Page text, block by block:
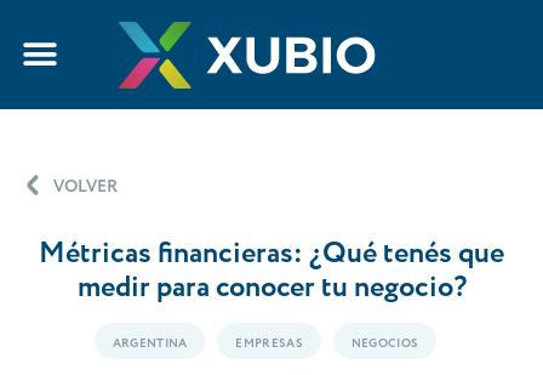
VOLVER
Métricas financieras: ¿Qué tenés que
medir para conocer tu negocio?
ARGENTINA EMPRESAS NEGOCIOS